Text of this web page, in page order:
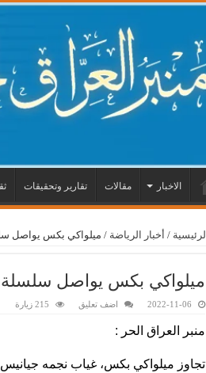
الاخبار مقالات تقارير وتحقيقات
الرئيسية / أخبار الرياضة / ميلواكي بكس يواصل
ميلواكي بكس يواصل سلسلة
2022-11-06 اضف تعليق 215 زيارة
منبر العراق الحر :
تجاوز ميلواكي بكس، غياب نجمه جيانيس